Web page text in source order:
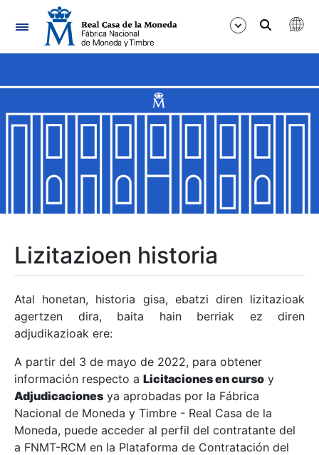
Nabigazioa
Erakutsi/Ezkutatu
Erakutsi/Ezkutatu
Erakutsi/Ezkutatu
Erakutsi/Ezkutatu
Erakutsi/Ezkutatu
Erakutsi/Ezkutatu
Erakutsi/Ezkutatu
Lizitazioen historia
Atal honetan, historia gisa, ebatzi diren lizitazioak
agertzen dira, baita hain berriak ez diren
adjudikazioak ere:
A partir del 3 de mayo de 2022, para obtener
información respecto a Licitaciones en curso y
Adjudicaciones ya aprobadas por la Fábrica
Nacional de Moneda y Timbre - Real Casa de la
Moneda, puede acceder al perfil del contratante del
a FNMT-RCM en la Plataforma de Contratación del